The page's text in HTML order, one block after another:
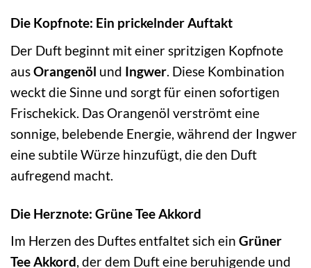
Die Kopfnote: Ein prickelnder Auftakt
Der Duft beginnt mit einer spritzigen Kopfnote
ausOrangenöl und Ingwer . Diese Kombination
weckt die Sinne und sorgt für einen sofortigen
Frischekick. Das Orangenöl verströmt eine
sonnige, belebende Energie, während der Ingwer
eine subtile Würze hinzufügt, die den Duft
aufregend macht.
Die Herznote: Grüne Tee Akkord
Im Herzen des Duftes entfaltet sich ein Grüner
Tee Akkord, der dem Duft eine beruhigende und